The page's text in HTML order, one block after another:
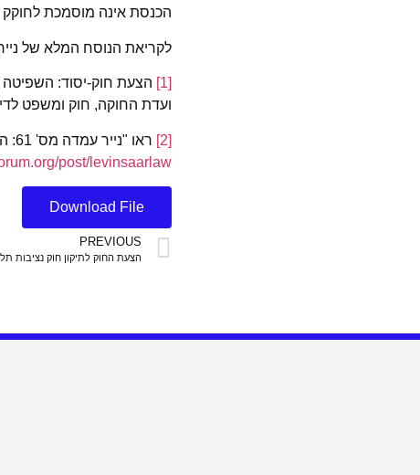
הכנסת אינה מוסמכת
לקריאת הנוסח המלא של
[1]
ועדת החוקה, חוק ומשפט לדיון בוועדה ביום
[2] ראו "נייר עמדה מס' 61: הצעת חוק לוין-סער"
post/levinsaarlaw
Download File
PREVIOUS
הצעת החוק לתיקון חוק נציבות